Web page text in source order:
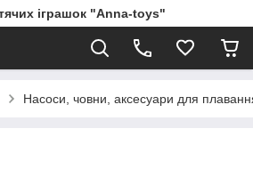
іграшок "Anna-toys"
Насоси, човни, аксесуари для